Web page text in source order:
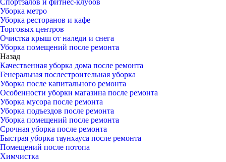
Спортзалов и фитнес-клубов
Уборка метро
Уборка ресторанов и кафе
Торговых центров
Очистка крыш от наледи и снега
Уборка помещений после ремонта
Назад
Качественная уборка дома после ремонта
Генеральная послестроительная уборка
Уборка после капитального ремонта
Особенности уборки магазина после ремонта
Уборка мусора после ремонта
Уборка подъездов после ремонта
Уборка помещений после ремонта
Срочная уборка после ремонта
Быстрая уборка таунхауса после ремонта
Помещений после потопа
Химчистка